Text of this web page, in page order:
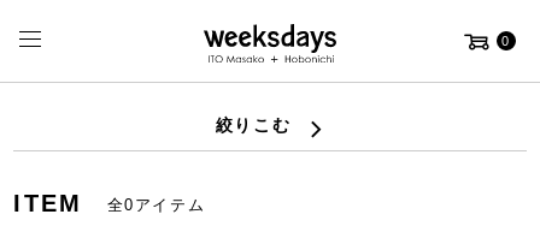
0
絞りこむ
ITEM 全0アイテム